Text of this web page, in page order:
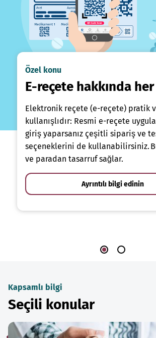
Özel konu
E-reçete hakkında
Elektronik reçete (e-reçete) pratik
kullanışlıdır: Resmi e-reçete
giriş yaparsanız çeşitli sipariş ve
seçeneklerini de kullanabilirsiniz.
ve paradan tasarruf sağlar.
Ayrıntılı bilgi edinin
Kapsamlı bilgi
Seçili konular